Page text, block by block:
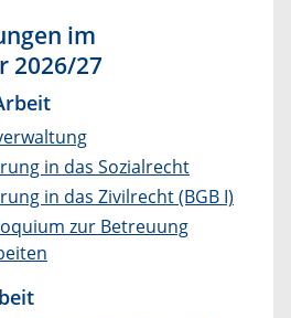
im
2026/27
in das Sozialrecht
in das Zivilrecht (BGB I)
zur Betreuung